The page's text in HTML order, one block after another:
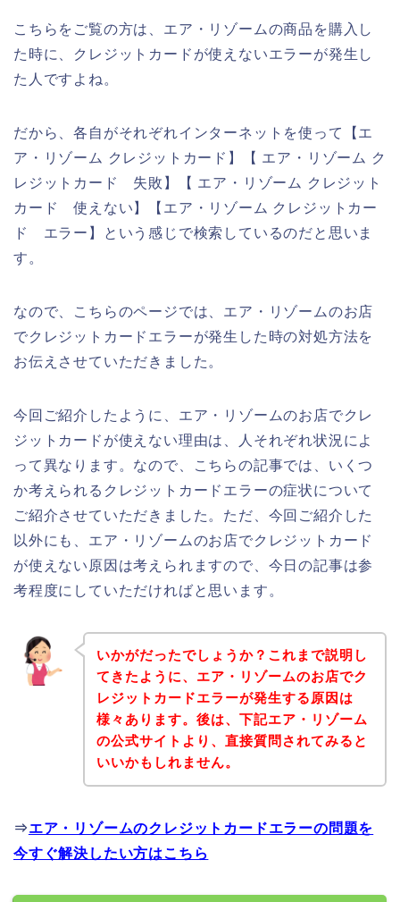
こちらをご覧の方は、エア・リゾームの商品を購入し
た時に、クレジットカードが使えないエラーが発生し
た人ですよね。
だから、各自がそれぞれインターネットを使って【エ
ア・リゾーム クレジットカード】【 エア・リゾーム ク
レジットカード 失敗】【 エア・リゾーム クレジット
カード 使えない】【エア・リゾーム クレジットカー
ド エラー】という感じで検索しているのだと思いま
す。
なので、こちらのページでは、エア・リゾームのお店
でクレジットカードエラーが発生した時の対処方法を
お伝えさせていただきました。
今回ご紹介したように、エア・リゾームのお店でクレ
ジットカードが使えない理由は、人それぞれ状況によ
って異なります。なので、こちらの記事では、いくつ
か考えられるクレジットカードエラーの症状について
ご紹介させていただきました。ただ、今回ご紹介した
以外にも、エア・リゾームのお店でクレジットカード
が使えない原因は考えられますので、今日の記事は参
考程度にしていただければと思います。
いかがだったでしょうか？これまで説明し
てきたように、エア・リゾームのお店でク
レジットカードエラーが発生する原因は
様々あります。後は、下記エア・リゾーム
の公式サイトより、直接質問されてみると
いいかもしれません。
⇒エア・リゾームのクレジットカードエラーの問題を
今すぐ解決したい方はこちら